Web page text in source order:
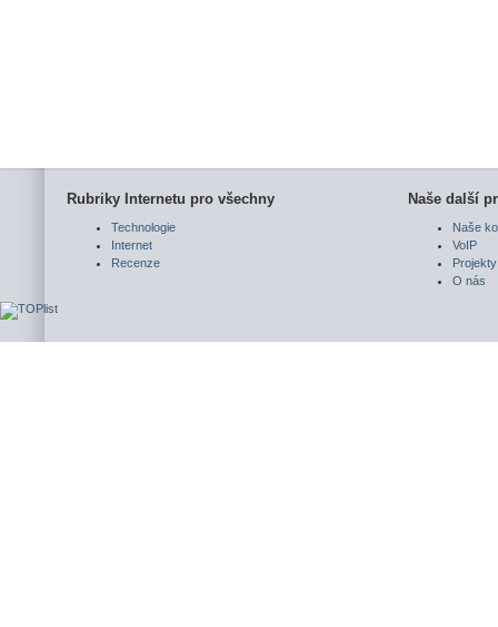
Rubriky Internetu pro všechny
Technologie
Internet
Recenze
Naše další
Naše
VoIP
Projekty
O nás